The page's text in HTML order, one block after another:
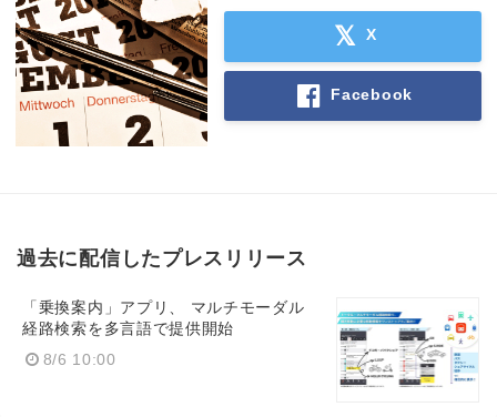
X
Facebook
過去に配信したプレスリリース
「乗換案内」アプリ、 マルチモーダル
経路検索を多言語で提供開始
8/6 10:00